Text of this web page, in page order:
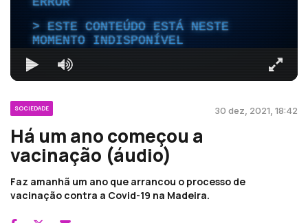
ESTE CONTEÚDO ESTÁ NESTE
MOMENTO INDISPONÍVEL
SOCIEDADE 30 dez, 2021, 18:42
Há um ano começou a
vacinação (áudio)
Faz amanhã um ano que arrancou o processo de
vacinação contra a Covid-19 na Madeira.